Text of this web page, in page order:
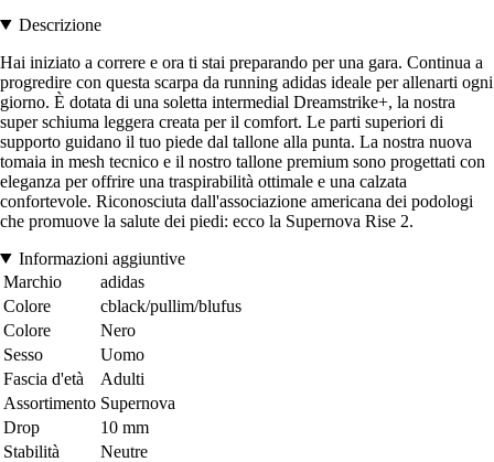
Descrizione
Hai iniziato a correre e ora ti stai preparando per una gara. Continua a
progredire con questa scarpa da running adidas ideale per allenarti ogni
giorno. È dotata di una soletta intermedial Dreamstrike+, la nostra
super schiuma leggera creata per il comfort. Le parti superiori di
supporto guidano il tuo piede dal tallone alla punta. La nostra nuova
tomaia in mesh tecnico e il nostro tallone premium sono progettati con
eleganza per offrire una traspirabilità ottimale e una calzata
confortevole. Riconosciuta dall'associazione americana dei podologi
che promuove la salute dei piedi: ecco la Supernova Rise 2.
Informazioni aggiuntive
Marchio
adidas
Colore
cblack/pullim/blufus
Colore
Nero
Sesso
Uomo
Fascia d'età
Adulti
Assortimento Supernova
Drop
10 mm
Stabilità
Neutre